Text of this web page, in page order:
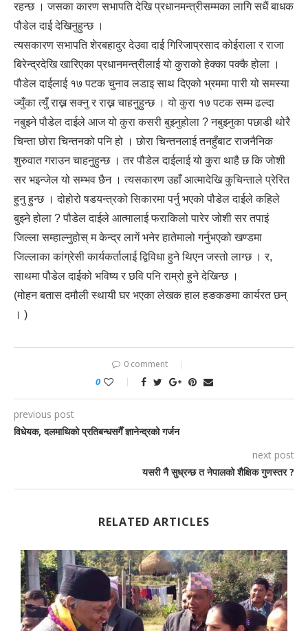
रहन्छ । जसका कारण सभापति देखि प्रधानमन्त्रीसम्मका लागि सधैं बाधक
पौडेल दाई देखिनुहुन्छ ।
त्यसकारण सभापति शेरबहादुर देउवा दाई गिरिजाप्रसाद कोईराला र राजा
बिरेन्द्रदेखि खारिएका प्रधानमन्त्रीलाई यो कुराको हेक्का पक्कै होला ।
पौडेल दाईलाई १७ पटक चुनाव लडाइ साथ दिएको भ्रममा पारी यो समस्या
ज्युँका त्युँ राख्न सक्नु र राख्न चाहनुुहुन्छ । यो कुरा १७ पटक सम्म ढल्दा
नबुझ्ने पौडेल दाईले आज यो कुरा कसरी बुझ्नुहोला ? नबुझ्नुका पछाडी थोरै
चिन्ता छोरा चिन्तनको पनि हो । छोरा चिन्तनलाई तनहुँबाट राजनैनिक
शुरुवात गराउन चाहनुहुन्छ । तर पौडेल दाईलाई यो कुरा थाहै छ कि जोशी
सर भइन्जेल यो सम्भव छैन । त्यसकारण उहाँ आत्मादेखि कुचिन्ताले प्रेरित
हुनु हुन्छ । दोहोरो षडयन्त्रको सिकारमा पर्नु भएको पौडेल दाईले कहिले
बुझ्ने होला ? पौडेल दाईले आत्मालाई फराकिलो पारेर जोशी सर तपाइं
जिल्ला सम्हाल्नुहोस् म केन्द्र लागें भनेर हातेमालो गर्नुभएको खण्डमा
जिल्लाका कांग्रेसी कार्यकर्तालाई द्विविधा हुने थिएन जस्तो लाग्छ । र,
साथमा पौडेल दाईको भविष्य र छवि पनि राम्रो हुने देखिन्छ ।
(मोहन बतास दमौली स्थायी घर भएका लेखक हाल हङकङमा कार्यरत छन्
। )
0 comment
0
previous post
विधेयक, दलमाथिको प्रतिबन्धसगैँ ज्ञानेन्द्रको गर्जन
next post
यसरी नै सुध्रन्छ त नेपालको शैक्षिक गुणस्तर ?
RELATED ARTICLES